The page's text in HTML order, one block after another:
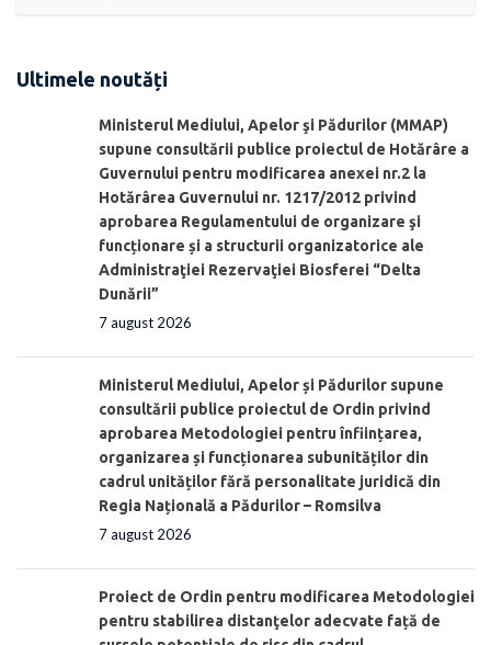
Ultimele noutăți
Ministerul Mediului, Apelor şi Pădurilor (MMAP)
supune consultării publice proiectul de Hotărâre a
Guvernului pentru modificarea anexei nr.2 la
Hotărârea Guvernului nr. 1217/2012 privind
aprobarea Regulamentului de organizare şi
funcționare și a structurii organizatorice ale
Administraţiei Rezervaţiei Biosferei “Delta
Dunării”
7 august 2026
Ministerul Mediului, Apelor și Pădurilor supune
consultării publice proiectul de Ordin privind
aprobarea Metodologiei pentru înființarea,
organizarea și funcționarea subunităților din
cadrul unităților fără personalitate juridică din
Regia Națională a Pădurilor – Romsilva
7 august 2026
Proiect de Ordin pentru modificarea Metodologiei
pentru stabilirea distanţelor adecvate față de